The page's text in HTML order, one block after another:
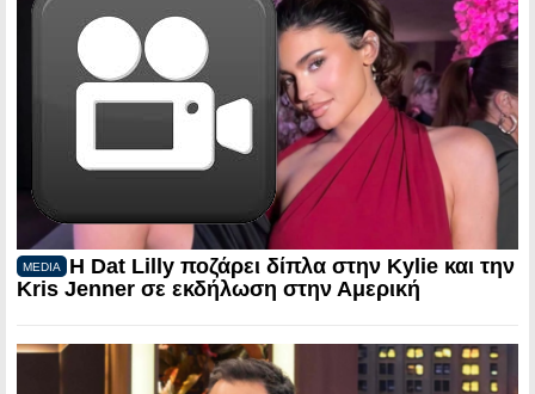
MEDIA
Η Dat Lilly ποζάρει δίπλα στην Kylie και την
Kris Jenner σε εκδήλωση στην Αμερική